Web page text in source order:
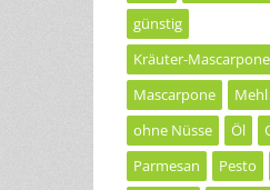
günstig
Kräuter-
Mascarpone
Mehl
ohne Nüsse
Öl
Parmesan
Pesto